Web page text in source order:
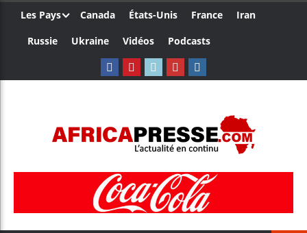
Les Pays Canada États-Unis France
Iran
Russie
Ukraine Vidéos Podcasts